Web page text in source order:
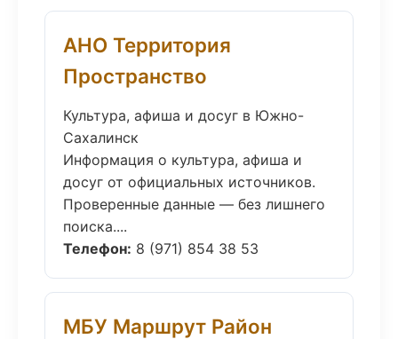
АНО Территория
Пространство
Культура, афиша и досуг в Южно-
Сахалинск
Информация о культура, афиша и
досуг от официальных источников.
Проверенные данные — без лишнего
поиска....
Телефон: 8 (971) 854 38 53
МБУ Маршрут Район